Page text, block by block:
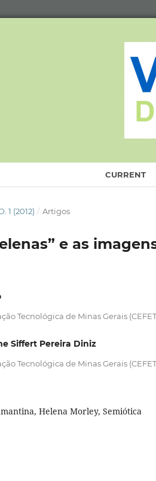
CURRENT
1 (2012) / Artigos
e as
Tecnológica de Minas Gerais
Siffert Pereira Diniz
Tecnológica de Minas Gerais
Helena Morley, Semiótica